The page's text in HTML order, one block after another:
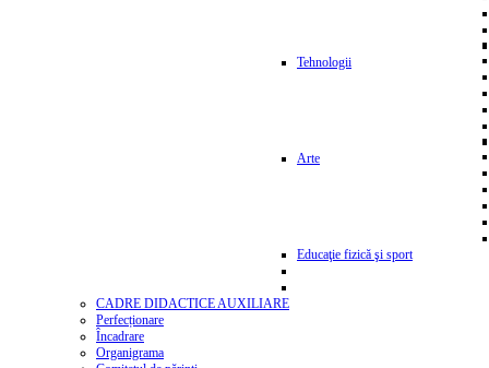
Tehnologii
Arte
Educaţie fizică şi sport
CADRE DIDACTICE AUXILIARE
Perfecționare
Încadrare
Organigrama